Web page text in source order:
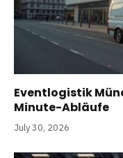
Eventlogistik
Minute-Abläufe
July 30, 2026